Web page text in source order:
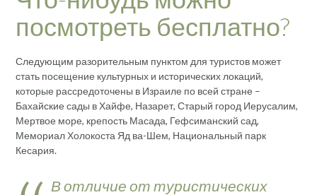
посмотреть бесплатно?
Следующим разорительным пунктом для туристов может
стать посещение культурных и исторических локаций,
которые рассредоточены в Израиле по всей стране –
Бахайские сады в Хайфе, Назарет, Старый город Иерусалим,
Мертвое море, крепость Масада, Гефсиманский сад,
Мемориал Холокоста Яд ва-Шем, Национальный парк
Кесария.
В отличие от туристических